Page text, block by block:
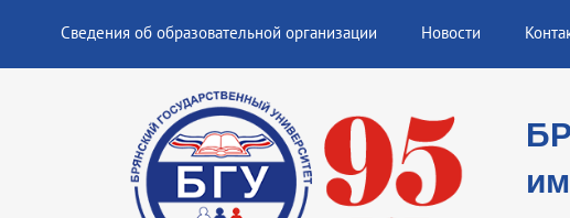
Сведения об образовательной организации Новости